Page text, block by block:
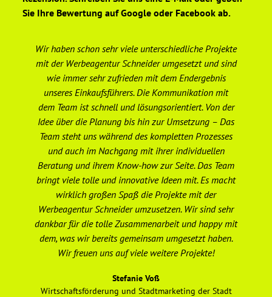
Sie Ihre Bewertung auf Google oder Facebook ab.
Wir haben schon sehr viele unterschiedliche Projekte
mit der Werbeagentur Schneider umgesetzt und sind
wie immer sehr zufrieden mit dem Endergebnis
unseres Einkaufsführers. Die Kommunikation mit
dem Team ist schnell und lösungsorientiert. Von der
Idee über die Planung bis hin zur Umsetzung – Das
Team steht uns während des kompletten Prozesses
und auch im Nachgang mit ihrer individuellen
Beratung und ihrem Know-how zur Seite. Das Team
bringt viele tolle und innovative Ideen mit. Es macht
wirklich großen Spaß die Projekte mit der
Werbeagentur Schneider umzusetzen. Wir sind sehr
dankbar für die tolle Zusammenarbeit und happy mit
dem, was wir bereits gemeinsam umgesetzt haben.
Wir freuen uns auf viele weitere Projekte!
Stefanie Voß
Wirtschaftsförderung und Stadtmarketing der Stadt